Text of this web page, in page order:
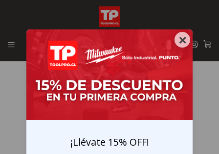
Envíos GRATIS en la RM por compras sobre $29.990
×
¡Llévate 15% OFF!